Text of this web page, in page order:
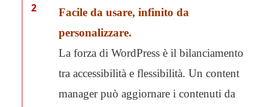
2
Facile da usare, infinito da
personalizzare.
La forza di WordPress è il bilanciamento
tra accessibilità e flessibilità. Un content
manager può aggiornare i contenuti da